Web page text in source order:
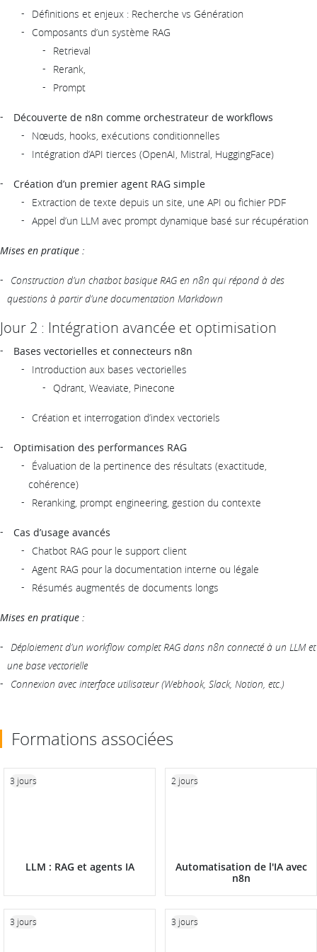
Définitions et enjeux : Recherche vs Génération
Composants d’un système RAG
Retrieval
Rerank,
Prompt
Découverte de n8n comme orchestrateur de workflows
Nœuds, hooks, exécutions conditionnelles
Intégration d’API tierces (OpenAI, Mistral, HuggingFace)
Création d’un premier agent RAG simple
Extraction de texte depuis un site, une API ou fichier PDF
Appel d’un LLM avec prompt dynamique basé sur récupération
Mises en pratique :
Construction d’un chatbot basique RAG en n8n qui répond à des
questions à partir d’une documentation Markdown
Jour 2 : Intégration avancée et optimisation
Bases vectorielles et connecteurs n8n
Introduction aux bases vectorielles
Qdrant, Weaviate, Pinecone
Création et interrogation d’index vectoriels
Optimisation des performances RAG
Évaluation de la pertinence des résultats (exactitude,
cohérence)
Reranking, prompt engineering, gestion du contexte
Cas d’usage avancés
Chatbot RAG pour le support client
Agent RAG pour la documentation interne ou légale
Résumés augmentés de documents longs
Mises en pratique :
Déploiement d’un workflow complet RAG dans n8n connecté à un LLM et
une base vectorielle
Connexion avec interface utilisateur (Webhook, Slack, Notion, etc.)
Formations associées
LLM : RAG et agents IA
3 jours
Automatisation de l'IA avec
n8n
2 jours
3 jours 3 jours